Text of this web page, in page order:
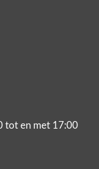
tot en met 17:00